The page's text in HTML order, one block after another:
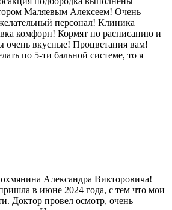
Маляевым Алексеем! Очень
персонал! Клиника
комфорн! Кормят по расписанию и
очень вкусные! Процветания вам!
по 5-ти бальной системе, то я
Александра Викторовича!
в июне 2024 года, с тем что мои
Доктор провел осмотр, очень